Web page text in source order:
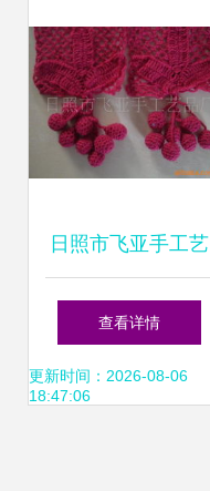
日照市飞亚手工艺
品厂带绳线产品列
表及工艺特色
查看详情
更新时间：2026-08-06
18:47:06